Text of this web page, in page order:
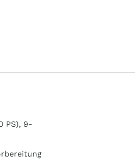
PS), 9-